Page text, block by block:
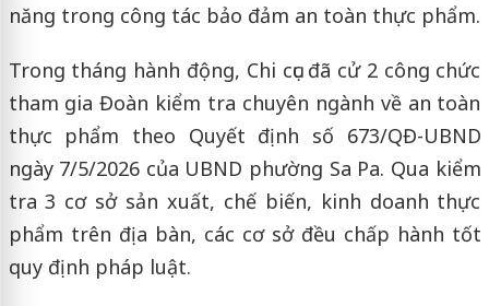
năng trong công tác bảo đảm an toàn thực phẩm.
Trong tháng hành động, Chi cục đã cử 2 công chức
tham gia Đoàn kiểm tra chuyên ngành về an toàn
thực phẩm theo Quyết định số 673/QĐ-UBND
ngày 7/5/2026 của UBND phường Sa Pa. Qua kiểm
tra 3 cơ sở sản xuất, chế biến, kinh doanh thực
phẩm trên địa bàn, các cơ sở đều chấp hành tốt
quy định pháp luật.